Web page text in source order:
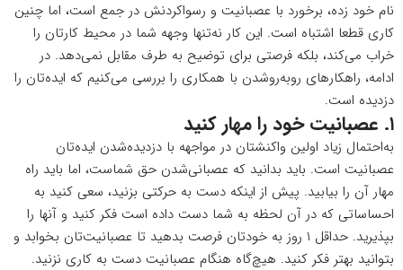
نام خود زده، برخورد با عصبانیت و رسواکردنش در جمع است، اما چنین
کاری قطعا اشتباه است. این کار نه‌تنها وجهه شما در محیط کارتان را
خراب می‌کند، بلکه فرصتی برای توضیح به طرف مقابل نمی‌دهد. در
ادامه، راهکارهای روبه‌روشدن با همکاری را بررسی می‌کنیم که ایده‌تان را
دزدیده است.
۱. عصبانیت خود را مهار کنید
به‌احتمال زیاد اولین واکنشتان در مواجهه با دزدیده‌شدن ایده‌تان
عصبانیت است. باید بدانید که عصبانی‌‌شدن حق شماست، اما باید راه
مهار آن را بیابید. پیش از اینکه دست به حرکتی بزنید، سعی کنید به
احساساتی که در آن لحظه به شما دست داده است فکر کنید و آنها را
بپذیرید. حداقل ۱ روز به خودتان فرصت بدهید تا عصبانیت‌تان بخوابد و
بتوانید بهتر فکر کنید. هیچ‌گاه هنگام عصبانیت دست به کاری نزنید.